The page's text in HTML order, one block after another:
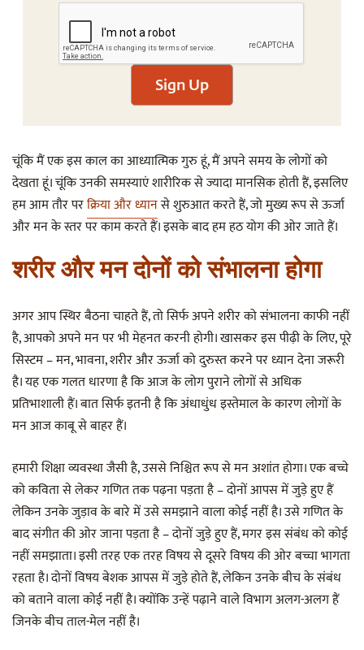
Sign Up
चूंकि मैं एक इस काल का आध्यात्मिक गुरु हूं, मैं अपने समय के लोगों को
देखता हूं। चूंकि उनकी समस्याएं शारीरिक से ज्यादा मानसिक होती हैं, इसलिए
हम आम तौर परक्रिया और ध्यानसे शुरुआत करते हैं, जो मुख्य रूप से ऊर्जा
और मन के स्तर पर काम करते हैं। इसके बाद हम हठ योग की ओर जाते हैं।
शरीर और मन दोनों को संभालना होगा
अगर आप स्थिर बैठना चाहते हैं, तो सिर्फ अपने शरीर को संभालना काफी नहीं
है, आपको अपने मन पर भी मेहनत करनी होगी। खासकर इस पीढ़ी के लिए, पूरे
सिस्टम – मन, भावना, शरीर और ऊर्जा को दुरुस्त करने पर ध्यान देना जरूरी
है। यह एक गलत धारणा है कि आज के लोग पुराने लोगों से अधिक
प्रतिभाशाली हैं। बात सिर्फ इतनी है कि अंधाधुंध इस्तेमाल के कारण लोगों के
मन आज काबू से बाहर हैं।
हमारी शिक्षा व्यवस्था जैसी है, उससे निश्चित रूप से मन अशांत होगा। एक बच्चे
को कविता से लेकर गणित तक पढ़ना पड़ता है – दोनों आपस में जुड़े हुए हैं
लेकिन उनके जुड़ाव के बारे में उसे समझाने वाला कोई नहीं है। उसे गणित के
बाद संगीत की ओर जाना पड़ता है – दोनों जुड़े हुए हैं, मगर इस संबंध को कोई
नहीं समझाता। इसी तरह एक तरह विषय से दूसरे विषय की ओर बच्चा भागता
रहता है। दोनों विषय बेशक आपस में जुड़े होते हैं, लेकिन उनके बीच के संबंध
को बताने वाला कोई नहीं है। क्योंकि उन्हें पढ़ाने वाले विभाग अलग-अलग हैं
जिनके बीच ताल-मेल नहीं है।